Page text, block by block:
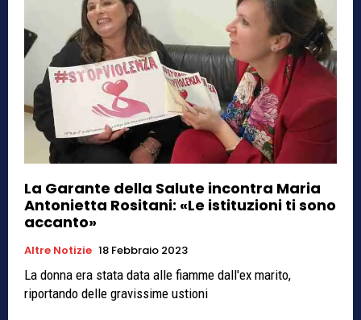
La Garante della Salute incontra Maria
Antonietta Rositani: «Le istituzioni ti sono
accanto»
Altre Notizie 18 Febbraio 2023
La donna era stata data alle fiamme dall'ex marito,
riportando delle gravissime ustioni